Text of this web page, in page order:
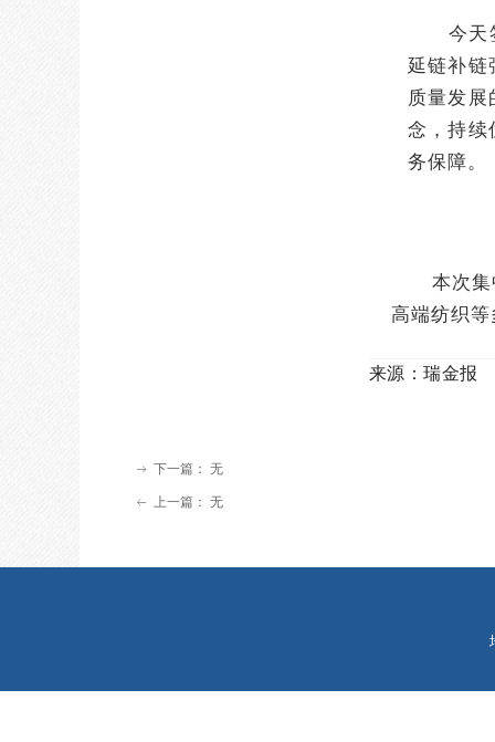
今天
延链补
质量发
念，持续
务保障。
本次
高端纺织
来源：瑞金报
ꂃ 上一篇： 无
ꁹ 下一篇： 无